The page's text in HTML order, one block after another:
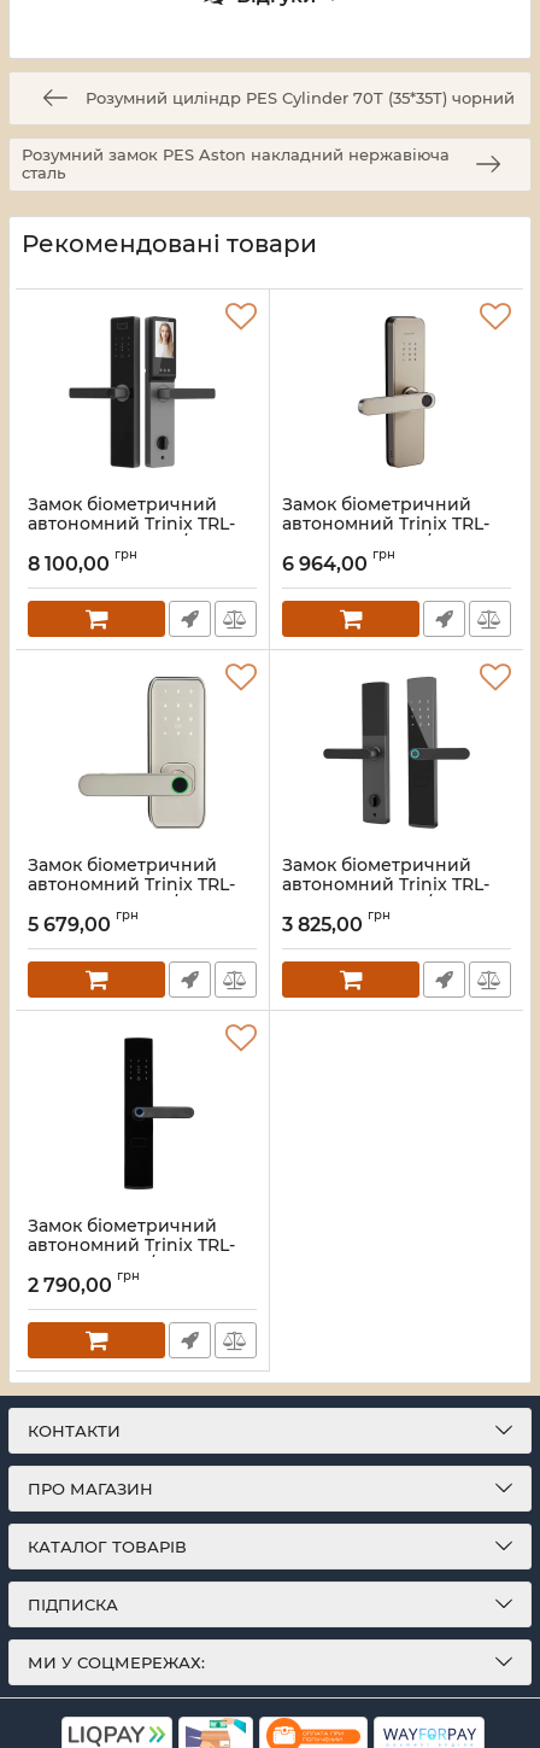
Розумний циліндр PES Cylinder 70T (35*35T) чорний
Розумний замок PES Aston накладний нержавіюча
сталь
Рекомендовані товари
Замок біометричний
автономний Trinix TRL-
8808WFV Black L/R з
WiFi, розпізнаванням
відбитків пальців і карт
Артикул:65-00090
8 100,00 грн
Замок біометричний
автономний Trinix TRL-
5405BTF Silver L/R з
Bluetooth, зчитувачем
Mifare
Артикул:65-00088
6 964,00 грн
Замок біометричний
автономний Trinix TRL-
5406BTF Silver L/R з
Bluetooth, зчитувачем
Mifare
Артикул:65-00089
5 679,00 грн
Замок біометричний
автономний Trinix TRL-
5404BTF Black L/R з
Bluetooth, зчитувачем
Mifare
Артикул:65-00084
3 825,00 грн
Замок біометричний
автономний Trinix TRL-
5404F Black L/R зі
зчитувачем відбитків
Артикул:65-00083
2 790,00 грн
КОНТАКТИ
ПРО МАГАЗИН
КАТАЛОГ ТОВАРІВ
ПІДПИСКА
МИ У СОЦМЕРЕЖАХ: